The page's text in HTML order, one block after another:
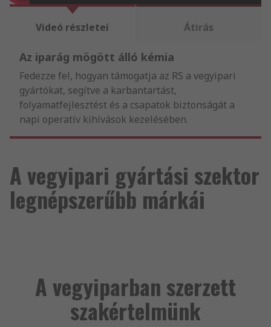
Videó részletei Átirás
Az iparág mögött álló kémia
Fedezze fel, hogyan támogatja az RS a vegyipari
gyártókat, segítve a karbantartást,
folyamatfejlesztést és a csapatok biztonságát a
napi operatív kihívások kezelésében.
A vegyipari gyártási szektor
legnépszerűbb márkái
A vegyiparban szerzett
szakértelmünk